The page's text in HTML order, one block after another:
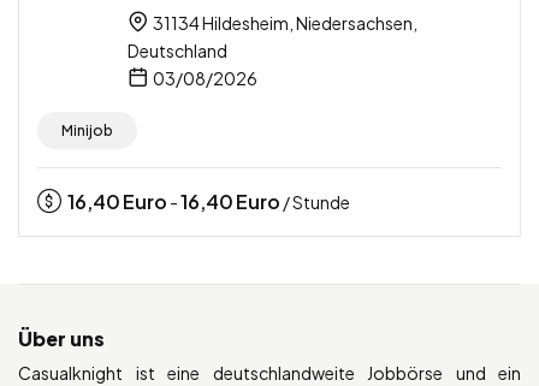
31134 Hildesheim, Niedersachsen,
Deutschland
03/08/2026
Minijob
16,40Euro -16,40Euro / Stunde
Über uns
Casualknight ist eine deutschlandweite Jobbörse und ein